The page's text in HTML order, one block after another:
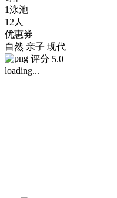
1泳池
12人
优惠券
自然 亲子 现代
评分 5.0
loading...